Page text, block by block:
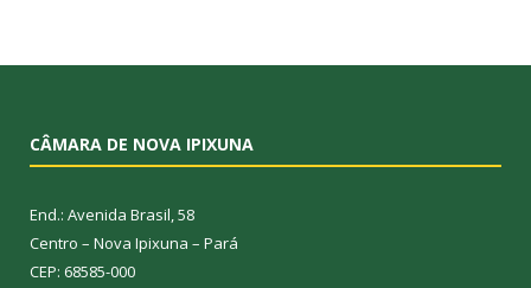
CÂMARA DE NOVA IPIXUNA
End.: Avenida Brasil, 58
Centro – Nova Ipixuna – Pará
CEP: 68585-000